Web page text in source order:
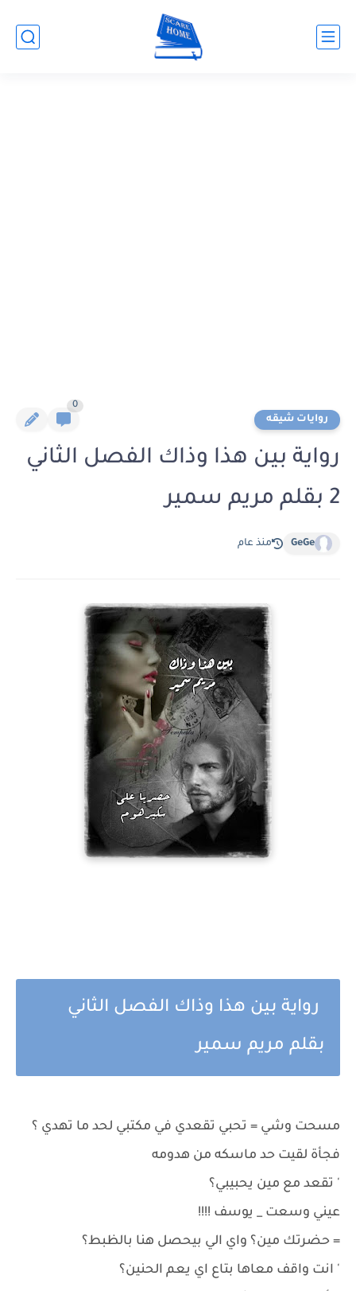
روايات شيقه
0
رواية بين هذا وذاك الفصل الثاني
2 بقلم مريم سمير
GeGe منذ عام
رواية بين هذا وذاك الفصل الثاني
بقلم مريم سمير
مسحت وشي = تحبي تقعدي في مكتبي لحد ما تهدي ؟
فجأة لقيت حد ماسكه من هدومه
' تقعد مع مين يحبيبي؟
عيني وسعت _ يوسف !!!!
= حضرتك مين؟ واي الي بيحصل هنا بالظبط؟
' انت واقف معاها بتاع اي يعم الحنين؟